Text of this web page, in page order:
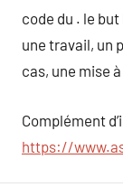
code du . le
une travail, un
cas, une mise
Complément
https://